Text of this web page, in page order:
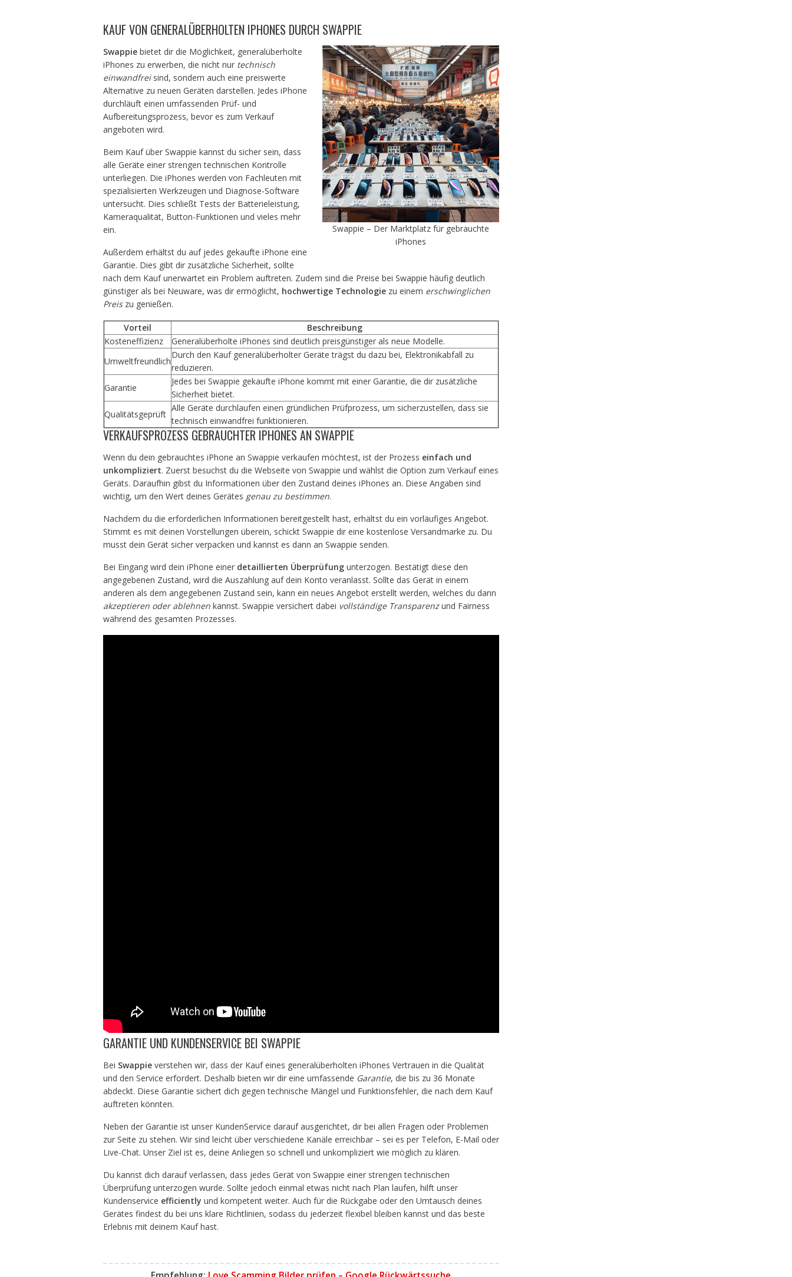
KAUF VON GENERALÜBERHOLTEN IPHONES DURCH SWAPPIE
Swappie – Der Marktplatz für gebrauchte
iPhones
Swappiebietet dir die Möglichkeit, generalüberholte
iPhones zu erwerben, die nicht nur technisch
einwandfreisind, sondern auch eine preiswerte
Alternative zu neuen Geräten darstellen. Jedes iPhone
durchläuft einen umfassenden Prüf- und
Aufbereitungsprozess, bevor es zum Verkauf
angeboten wird.
Beim Kauf über Swappie kannst du sicher sein, dass
alle Geräte einer strengen technischen Kontrolle
unterliegen. Die iPhones werden von Fachleuten mit
spezialisierten Werkzeugen und Diagnose-Software
untersucht. Dies schließt Tests der Batterieleistung,
Kameraqualität, Button-Funktionen und vieles mehr
ein.
Außerdem erhältst du auf jedes gekaufte iPhone eine
Garantie. Dies gibt dir zusätzliche Sicherheit, sollte
nach dem Kauf unerwartet ein Problem auftreten. Zudem sind die Preise bei Swappie häufig deutlich
günstiger als bei Neuware, was dir ermöglicht, hochwertige Technologiezu einem erschwinglichen
Preiszu genießen.
Vorteil
Beschreibung
Kosteneffizienz
Generalüberholte iPhones sind deutlich preisgünstiger als neue Modelle.
Umweltfreundlich
Durch den Kauf generalüberholter Geräte trägst du dazu bei, Elektronikabfall zu
reduzieren.
Garantie
Jedes bei Swappie gekaufte iPhone kommt mit einer Garantie, die dir zusätzliche
Sicherheit bietet.
Qualitätsgeprüft
Alle Geräte durchlaufen einen gründlichen Prüfprozess, um sicherzustellen, dass sie
technisch einwandfrei funktionieren.
VERKAUFSPROZESS GEBRAUCHTER IPHONES AN SWAPPIE
Wenn du dein gebrauchtes iPhone an Swappie verkaufen möchtest, ist der Prozess einfach und
unkompliziert. Zuerst besuchst du die Webseite von Swappie und wählst die Option zum Verkauf eines
Geräts. Daraufhin gibst du Informationen über den Zustand deines iPhones an. Diese Angaben sind
wichtig, um den Wert deines Gerätes genau zu bestimmen.
Nachdem du die erforderlichen Informationen bereitgestellt hast, erhältst du ein vorläufiges Angebot.
Stimmt es mit deinen Vorstellungen überein, schickt Swappie dir eine kostenlose Versandmarke zu. Du
musst dein Gerät sicher verpacken und kannst es dann an Swappie senden.
Bei Eingang wird dein iPhone einer detaillierten Überprüfungunterzogen. Bestätigt diese den
angegebenen Zustand, wird die Auszahlung auf dein Konto veranlasst. Sollte das Gerät in einem
anderen als dem angegebenen Zustand sein, kann ein neues Angebot erstellt werden, welches du dann
akzeptieren oder ablehnenkannst. Swappie versichert dabei vollständige Transparenzund Fairness
während des gesamten Prozesses.
GARANTIE UND KUNDENSERVICE BEI SWAPPIE
Bei Swappieverstehen wir, dass der Kauf eines generalüberholten iPhones Vertrauen in die Qualität
und den Service erfordert. Deshalb bieten wir dir eine umfassende Garantie, die bis zu 36 Monate
abdeckt. Diese Garantie sichert dich gegen technische Mängel und Funktionsfehler, die nach dem Kauf
auftreten könnten.
Neben der Garantie ist unser KundenService darauf ausgerichtet, dir bei allen Fragen oder Problemen
zur Seite zu stehen. Wir sind leicht über verschiedene Kanäle erreichbar – sei es per Telefon, E-Mail oder
Live-Chat. Unser Ziel ist es, deine Anliegen so schnell und unkompliziert wie möglich zu klären.
Du kannst dich darauf verlassen, dass jedes Gerät von Swappie einer strengen technischen
Überprüfung unterzogen wurde. Sollte jedoch einmal etwas nicht nach Plan laufen, hilft unser
Kundenservice efficiently und kompetent weiter. Auch für die Rückgabe oder den Umtausch deines
Gerätes findest du bei uns klare Richtlinien, sodass du jederzeit flexibel bleiben kannst und das beste
Erlebnis mit deinem Kauf hast.